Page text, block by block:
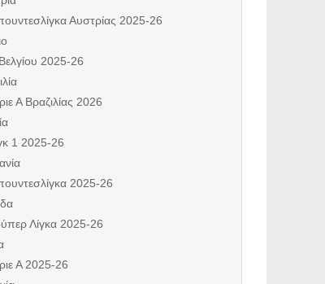
Αυστρίας 2025-26
2025-26
Α Βραζιλίας 2026
1 2025-26
2025-26
Λίγκα 2025-26
Α 2025-26